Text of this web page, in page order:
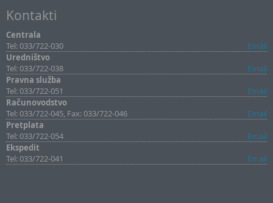
Kontakti
Centrala
Tel: 033/722-030
Email
Uredništvo
Tel: 033/722-038
Email
Pravna služba
Tel: 033/722-051
Email
Računovodstvo
Tel: 033/722-045, Fax: 033/722-046
Email
Pretplata
Tel: 033/722-054
Email
Ekspedit
Tel: 033/722-041
Email